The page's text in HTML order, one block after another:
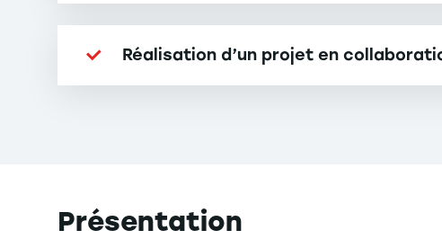
Réalisation d’un projet en
Présentation